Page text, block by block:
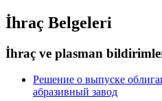
İhraç Belgeleri
İhraç ve plasman
Решение о выпуске
абразивный завод